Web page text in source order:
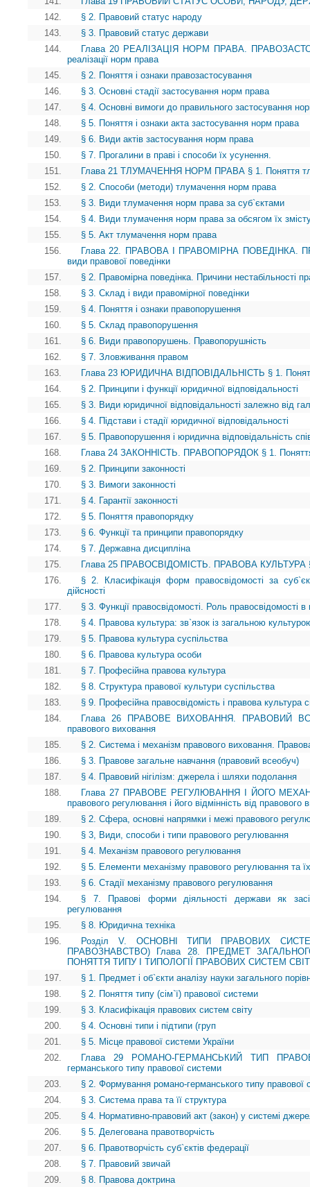
142.
§ 2. Правовий статус народу
143.
§ 3. Правовий статус держави
144.
Глава 20 РЕАЛІЗАЦІЯ НОРМ ПРАВА.
реалізації норм права
145.
§ 2. Поняття і ознаки правозастосування
146.
§ 3. Основні стадії застосування норм права
147.
§ 4. Основні вимоги до правильного застосування
148.
§ 5. Поняття і ознаки акта застосування норм права
149.
§ 6. Види актів застосування норм права
150.
§ 7. Прогалини в праві і способи їх усунення.
151.
Глава 21 ТЛУМАЧЕННЯ НОРМ ПРАВА § 1. Поняття
152.
§ 2. Способи (методи) тлумачення норм права
153.
§ 3. Види тлумачення норм права за суб`єктами
154.
§ 4. Види тлумачення норм права за обсягом їх
155.
§ 5. Акт тлумачення норм права
156.
Глава 22. ПРАВОВА І ПРАВОМІРНА ПОВЕДІНКА.
види правової поведінки
157.
§ 2. Правомірна поведінка. Причини нестабільності
158.
§ 3. Склад і види правомірної поведінки
159.
§ 4. Поняття і ознаки правопорушення
160.
§ 5. Склад правопорушення
161.
§ 6. Види правопорушень. Правопорушність
162.
§ 7. Зловживання правом
163.
Глава 23 ЮРИДИЧНА ВІДПОВІДАЛЬНІСТЬ § 1. Поняття
164.
§ 2. Принципи і функції юридичної відповідальності
165.
§ 3. Види юридичної відповідальності залежно від
166.
§ 4. Підстави і стадії юридичної відповідальності
167.
§ 5. Правопорушення і юридична відповідальність
168.
Глава 24 ЗАКОННІСТЬ. ПРАВОПОРЯДОК § 1. Поняття
169.
§ 2. Принципи законності
170.
§ 3. Вимоги законності
171.
§ 4. Гарантії законності
172.
§ 5. Поняття правопорядку
173.
§ 6. Функції та принципи правопорядку
174.
§ 7. Державна дисципліна
175.
Глава 25 ПРАВОСВІДОМІСТЬ. ПРАВОВА КУЛЬТУРА §
176.
§ 2. Класифікація форм правосвідомості за
дійсності
177.
§ 3. Функції правосвідомості. Роль правосвідомості в
178.
§ 4. Правова культура: зв`язок із загальною
179.
§ 5. Правова культура суспільства
180.
§ 6. Правова культура особи
181.
§ 7. Професійна правова культура
182.
§ 8. Структура правової культури суспільства
183.
§ 9. Професійна правосвідомість і правова культура
184.
Глава 26 ПРАВОВЕ ВИХОВАННЯ. ПРАВОВИЙ
правового виховання
185.
§ 2. Система і механізм правового виховання.
186.
§ 3. Правове загальне навчання (правовий всеобуч)
187.
§ 4. Правовий нігілізм: джерела і шляхи подолання
188.
Глава 27 ПРАВОВЕ РЕГУЛЮВАННЯ І ЙОГО
правового регулювання і його відмінність від правового
189.
§ 2. Сфера, основні напрямки і межі правового
190.
§ 3, Види, способи і типи правового регулювання
191.
§ 4. Механізм правового регулювання
192.
§ 5. Елементи механізму правового регулювання та
193.
§ 6. Стадії механізму правового регулювання
194.
§ 7. Правові форми діяльності держави як
регулювання
195.
§ 8. Юридична техніка
196.
Розділ V. ОСНОВНІ ТИПИ ПРАВОВИХ
ПРАВОЗНАВСТВО) Глава 28. ПРЕДМЕТ
ПОНЯТТЯ ТИПУ І ТИПОЛОГІЇ ПРАВОВИХ СИСТЕМ
197.
§ 1. Предмет і об`єкти аналізу науки загального
198.
§ 2. Поняття типу (сім`ї) правової системи
199.
§ 3. Класифікація правових систем світу
200.
§ 4. Основні типи і підтипи (груп
201.
§ 5. Місце правової системи України
202.
Глава 29 РОМАНО-ГЕРМАНСЬКИЙ ТИП
германського типу правової системи
203.
§ 2. Формування романо-германського типу правової
204.
§ 3. Система права та її структура
205.
§ 4. Нормативно-правовий акт (закон) у системі
206.
§ 5. Делегована правотворчість
207.
§ 6. Правотворчість суб`єктів федерації
208.
§ 7. Правовий звичай
209.
§ 8. Правова доктрина